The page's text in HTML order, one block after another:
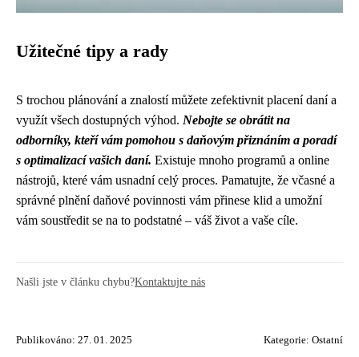
Užitečné tipy a rady
S trochou plánování a znalostí můžete zefektivnit placení daní a
využít všech dostupných výhod. Nebojte se obrátit na
odborníky, kteří vám pomohou s daňovým přiznáním a poradí
s optimalizací vašich daní. Existuje mnoho programů a online
nástrojů, které vám usnadní celý proces. Pamatujte, že včasné a
správné plnění daňové povinnosti vám přinese klid a umožní
vám soustředit se na to podstatné – váš život a vaše cíle.
Našli jste v článku chybu?Kontaktujte nás
Publikováno: 27. 01. 2025 Kategorie: Ostatní